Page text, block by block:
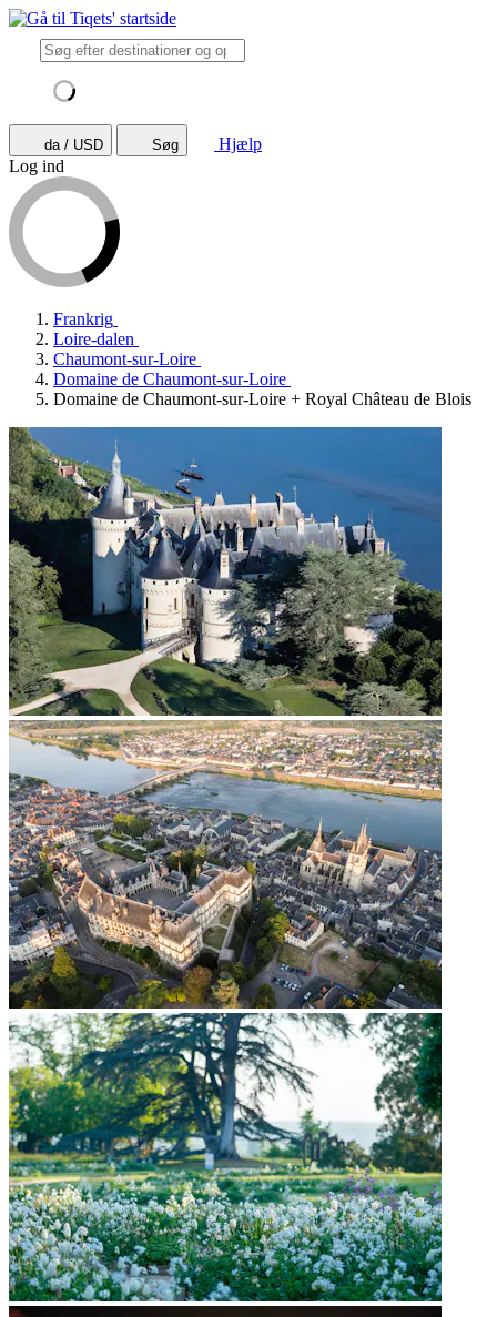
da / USD Søg
Hjælp
Log ind
Frankrig
Loire-dalen
Chaumont-sur-Loire
Domaine de Chaumont-sur-Loire
Domaine de Chaumont-sur-Loire + Royal Château de Blois